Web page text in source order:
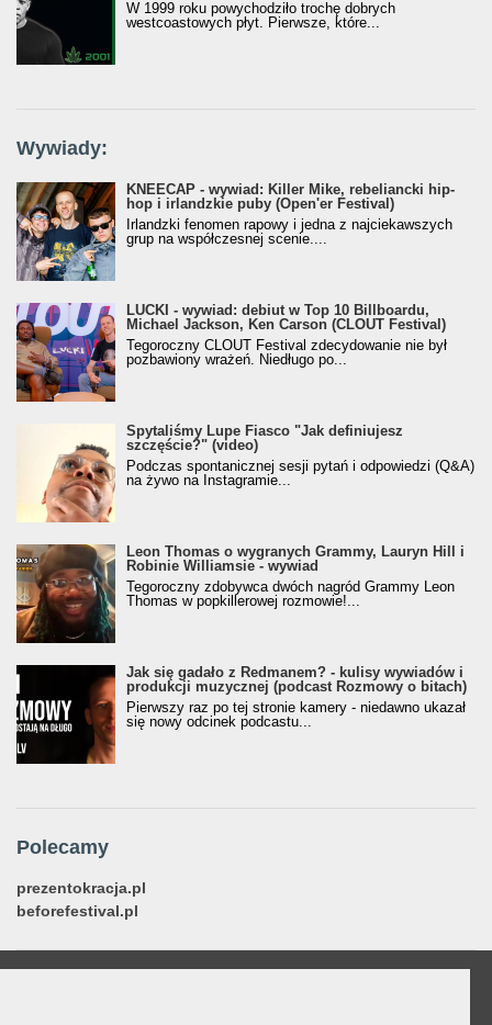
W 1999 roku powychodziło trochę dobrych
westcoastowych płyt. Pierwsze, które...
Wywiady:
KNEECAP - wywiad: Killer Mike, rebeliancki hip-
hop i irlandzkie puby (Open'er Festival)
Irlandzki fenomen rapowy i jedna z najciekawszych
grup na współczesnej scenie....
LUCKI - wywiad: debiut w Top 10 Billboardu,
Michael Jackson, Ken Carson (CLOUT Festival)
Tegoroczny CLOUT Festival zdecydowanie nie był
pozbawiony wrażeń. Niedługo po...
Spytaliśmy Lupe Fiasco "Jak definiujesz
szczęście?" (video)
Podczas spontanicznej sesji pytań i odpowiedzi (Q&A)
na żywo na Instagramie...
Leon Thomas o wygranych Grammy, Lauryn Hill i
Robinie Williamsie - wywiad
Tegoroczny zdobywca dwóch nagród Grammy Leon
Thomas w popkillerowej rozmowie!...
Jak się gadało z Redmanem? - kulisy wywiadów i
produkcji muzycznej (podcast Rozmowy o bitach)
Pierwszy raz po tej stronie kamery - niedawno ukazał
się nowy odcinek podcastu...
Polecamy
prezentokracja.pl
beforefestival.pl